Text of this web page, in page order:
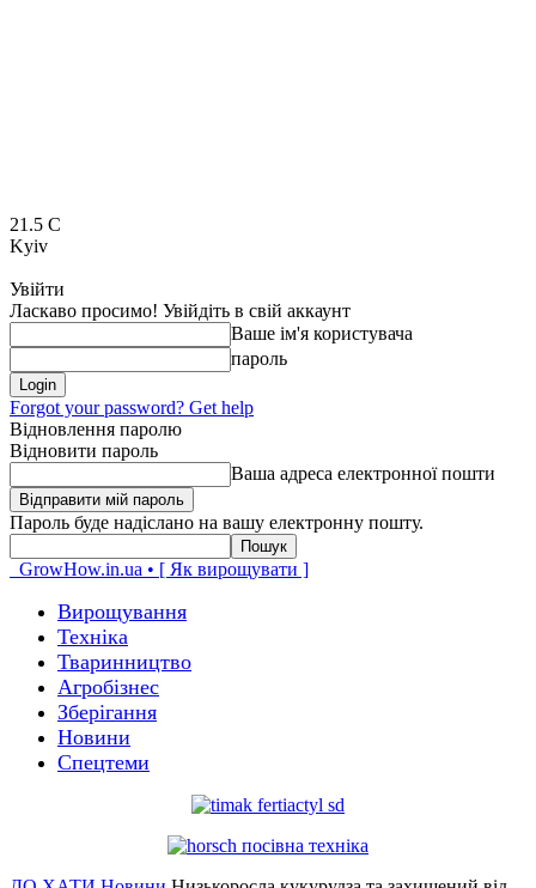
21.5 C
Kyiv
Увійти
Ласкаво просимо! Увійдіть в свій аккаунт
Ваше ім'я користувача
пароль
Forgot your password? Get help
Відновлення паролю
Відновити пароль
Ваша адреса електронної пошти
Пароль буде надіслано на вашу електронну пошту.
GrowHow.in.ua • [ Як вирощувати ]
Вирощування
Техніка
Тваринництво
Агробізнес
Зберігання
Новини
Спецтеми